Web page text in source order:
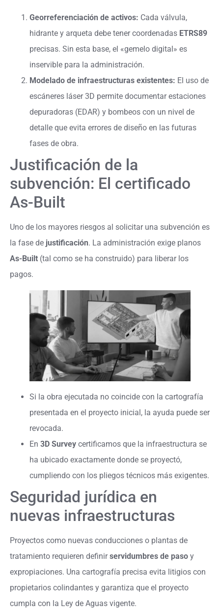
Georreferenciación de activos: Cada válvula,
hidrante y arqueta debe tener coordenadas ETRS89
precisas. Sin esta base, el «gemelo digital» es
inservible para la administración.
Modelado de infraestructuras existentes: El uso de
escáneres láser 3D permite documentar estaciones
depuradoras (EDAR) y bombeos con un nivel de
detalle que evita errores de diseño en las futuras
fases de obra.
Justificación de la
subvención: El certificado
As-Built
Uno de los mayores riesgos al solicitar una subvención es
la fase de justificación. La administración exige planos
As-Built (tal como se ha construido) para liberar los
pagos.
Si la obra ejecutada no coincide con la cartografía
presentada en el proyecto inicial, la ayuda puede ser
revocada.
En 3D Survey certificamos que la infraestructura se
ha ubicado exactamente donde se proyectó,
cumpliendo con los pliegos técnicos más exigentes.
Seguridad jurídica en
nuevas infraestructuras
Proyectos como nuevas conducciones o plantas de
tratamiento requieren definirservidumbres de paso y
expropiaciones. Una cartografía precisa evita litigios con
propietarios colindantes y garantiza que el proyecto
cumpla con la Ley de Aguas vigente.